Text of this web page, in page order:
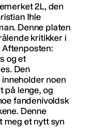
2L, den
Ihle
Denne platen
kritikker i
Aftenposten:
og et
Den
noen
på lenge, og
fandenivoldsk
Denne
meg et nytt syn